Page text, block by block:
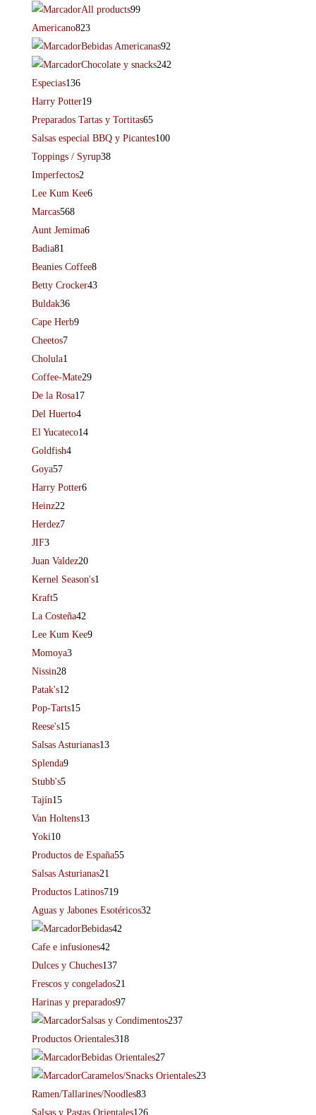
All products99
Americano823
Bebidas Americanas92
Chocolate y snacks242
Especias136
Harry Potter19
Preparados Tartas y Tortitas65
Salsas especial BBQ y Picantes100
Toppings / Syrup38
Imperfectos2
Lee Kum Kee6
Marcas568
Aunt Jemima6
Badia81
Beanies Coffee8
Betty Crocker43
Buldak36
Cape Herb9
Cheetos7
Cholula1
Coffee-Mate29
De la Rosa17
Del Huerto4
El Yucateco14
Goldfish4
Goya57
Harry Potter6
Heinz22
Herdez7
JIF3
Juan Valdez20
Kernel Season's1
Kraft5
La Costeña42
Lee Kum Kee9
Momoya3
Nissin28
Patak's12
Pop-Tarts15
Reese's15
Salsas Asturianas13
Splenda9
Stubb's5
Tajín15
Van Holtens13
Yoki10
Productos de España55
Salsas Asturianas21
Productos Latinos719
Aguas y Jabones Esotéricos32
Bebidas42
Cafe e infusiones42
Dulces y Chuches137
Frescos y congelados21
Harinas y preparados97
Salsas y Condimentos237
Productos Orientales318
Bebidas Orientales27
Caramelos/Snacks Orientales23
Ramen/Tallarines/Noodles83
Salsas y Pastas Orientales126